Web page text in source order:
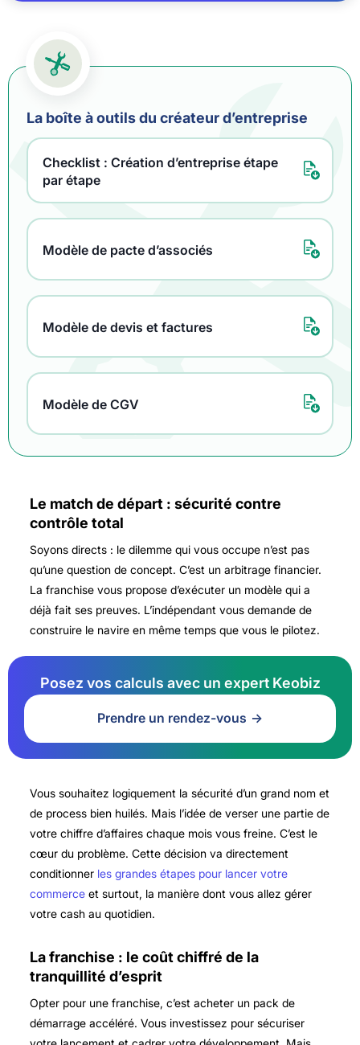
La boîte à outils du créateur d’entreprise
Checklist : Création d’entreprise étape
par étape
Modèle de pacte d’associés
Modèle de devis et factures
Modèle de CGV
Le match de départ : sécurité contre
contrôle total
Soyons directs : le dilemme qui vous occupe n’est pas
qu’une question de concept. C’est un arbitrage financier.
La franchise vous propose d’exécuter un modèle qui a
déjà fait ses preuves. L’indépendant vous demande de
construire le navire en même temps que vous le pilotez.
Posez vos calculs avec un expert Keobiz
Prendre un rendez-vous
Vous souhaitez logiquement la sécurité d’un grand nom et
de process bien huilés. Mais l’idée de verser une partie de
votre chiffre d’affaires chaque mois vous freine. C’est le
cœur du problème. Cette décision va directement
conditionner les grandes étapes pour lancer votre
commerceet surtout, la manière dont vous allez gérer
votre cash au quotidien.
La franchise : le coût chiffré de la
tranquillité d’esprit
Opter pour une franchise, c’est acheter un pack de
démarrage accéléré. Vous investissez pour sécuriser